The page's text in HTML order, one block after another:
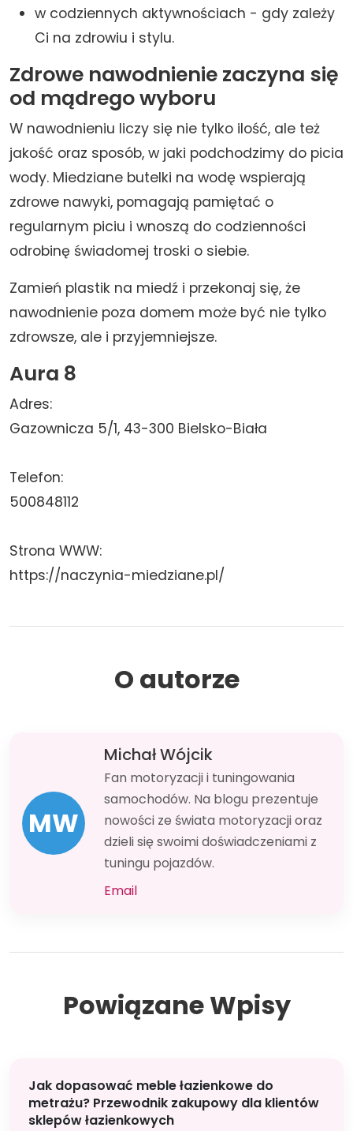
w codziennych aktywnościach - gdy zależy
Ci na zdrowiu i stylu.
Zdrowe nawodnienie zaczyna się
od mądrego wyboru
W nawodnieniu liczy się nie tylko ilość, ale też
jakość oraz sposób, w jaki podchodzimy do picia
wody. Miedziane butelki na wodę wspierają
zdrowe nawyki, pomagają pamiętać o
regularnym piciu i wnoszą do codzienności
odrobinę świadomej troski o siebie.
Zamień plastik na miedź i przekonaj się, że
nawodnienie poza domem może być nie tylko
zdrowsze, ale i przyjemniejsze.
Aura 8
Adres:
Gazownicza 5/1, 43-300 Bielsko-Biała
Telefon:
500848112
Strona WWW:
https://naczynia-miedziane.pl/
O autorze
MW
Michał Wójcik
Fan motoryzacji i tuningowania
samochodów. Na blogu prezentuje
nowości ze świata motoryzacji oraz
dzieli się swoimi doświadczeniami z
tuningu pojazdów.
Email
Powiązane Wpisy
Jak dopasować meble łazienkowe do
metrażu? Przewodnik zakupowy dla klientów
sklepów łazienkowych